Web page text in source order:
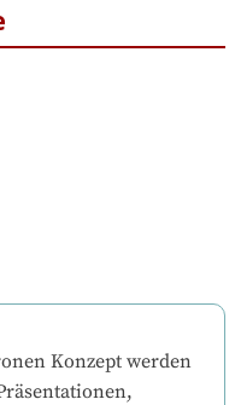
Konzept werden